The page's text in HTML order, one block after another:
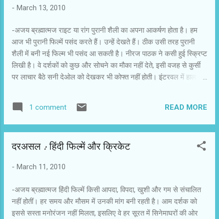
नाम रही लेकिन संभलते हुए आगे दोहराव से बचा रहा. उसे कबूलने में भी हर्ज़ न...
- March 13, 2010
-अजय ब्रह्मात्‍मज राइट या रांग पुरानी शैली का अपना आकर्षण होता है। हम
आज भी पुरानी फिल्में पसंद करते हैं। उन्हें देखते हैं। ठीक उसी तरह पुरानी
शैली में बनी नई फिल्म भी पसंद आ सकती है। नीरज पाठक ने कसी हुई स्क्रिप्ट
लिखी है। वे दर्शकों को कुछ और सोचने का मौका नहीं देते, इसी वजह से कुर्सी
पर लाचार बैठे सनी देओल को देखकर भी कोफ्त नहीं होती। इंटरवल में हाल से
नीरज पाठक रोमांचक झटका देते हैं। फिल्म एक नया मोड़ लेती है, जिसमें राइट
और रॉन्ग के बीच का फर्क मिटने लगता है। अजय और विनय की इस कहानी में
अजय की बीवी, विनय की बहन और अजय का कजिन शामिल हैं। ईमानदार,
फूलप्रूफ व्यूह रचता है। बदला लेने के बाद सभी की आंखों में धूल झोंक कर
देख पाता। उसे सच बता देता है। दोस्ती, प्रतिद्वंद्विता, छल, विवाहेतर संबंध, लोभ,
बनी रह...
1 comment READ MORE
दरअसल : हिंदी फिल्में और क्रिकेट
- March 11, 2010
-अजय ब्रह्मात्‍मज हिंदी फिल्में किसी आपदा, विपदा, खुशी और गम से संचालित
नहीं होतीं। हर समय और मौसम में उनकी मांग बनी रहती है। आम दर्शक को
इससे सस्ता मनोरंजन नहीं मिलता, इसलिए वे हर सूरत में सिनेमाघरों की ओर